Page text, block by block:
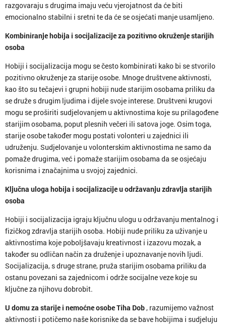
razgovaraju s drugima imaju veću vjerojatnost da će biti
emocionalno stabilni i sretni te da će se osjećati manje usamljeno.
Kombiniranje hobija i socijalizacije za pozitivno okruženje starijih
osoba
Hobiji i socijalizacija mogu se često kombinirati kako bi se stvorilo
pozitivno okruženje za starije osobe. Mnoge društvene aktivnosti,
kao što su tečajevi i grupni hobiji nude starijim osobama priliku da
se druže s drugim ljudima i dijele svoje interese. Društveni krugovi
mogu se proširiti sudjelovanjem u aktivnostima koje su prilagođene
starijim osobama, poput plesnih večeri ili satova joge. Osim toga,
starije osobe također mogu postati volonteri u zajednici ili
udruženju. Sudjelovanje u volonterskim aktivnostima ne samo da
pomaže drugima, već i pomaže starijim osobama da se osjećaju
korisnima i značajnima u svojoj zajednici.
Ključna uloga hobija i socijalizacije u održavanju zdravlja starijih
osoba
Hobiji i socijalizacija igraju ključnu ulogu u održavanju mentalnog i
fizičkog zdravlja starijih osoba. Hobiji nude priliku za uživanje u
aktivnostima koje poboljšavaju kreativnost i izazovu mozak, a
također su odličan način za druženje i upoznavanje novih ljudi.
Socijalizacija, s druge strane, pruža starijim osobama priliku da
ostanu povezani sa zajednicom i održe socijalne veze koje su
ključne za njihovu dobrobit.
U domu za starije i nemoćne osobe Tiha Dob, razumijemo važnost
aktivnosti i potičemo naše korisnike da se bave hobijima i sudjeluju